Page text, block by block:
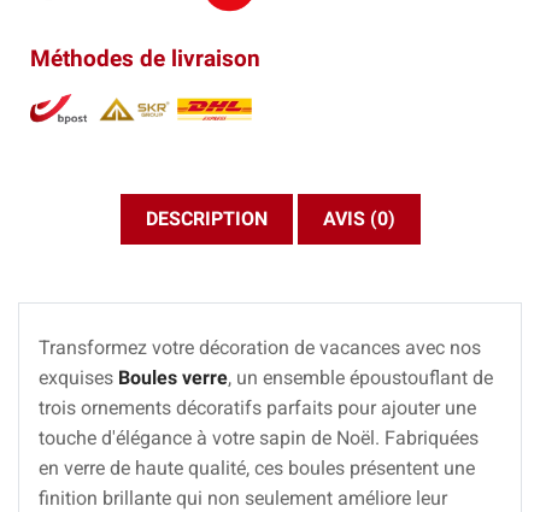
Méthodes de livraison
DESCRIPTION AVIS (0)
Transformez votre décoration de vacances avec nos
exquises Boules verre, un ensemble époustouflant de
trois ornements décoratifs parfaits pour ajouter une
touche d'élégance à votre sapin de Noël. Fabriquées
en verre de haute qualité, ces boules présentent une
finition brillante qui non seulement améliore leur